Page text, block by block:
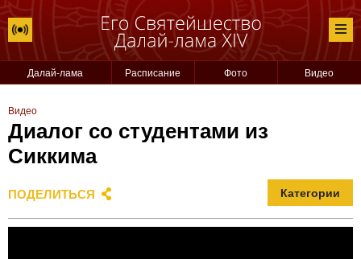
Далай-лама Расписание Фото Видео
Видео
Диалог со студентами из
Сиккима
ПОДЕЛИТЬСЯ Категории